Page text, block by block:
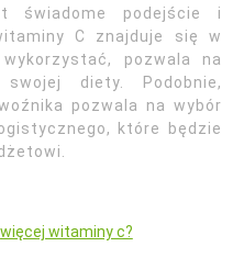
świadome podejście i
C znajduje się w
pozwala na
swojej diety. Podobnie,
pozwala na wybór
które będzie
witaminy c?